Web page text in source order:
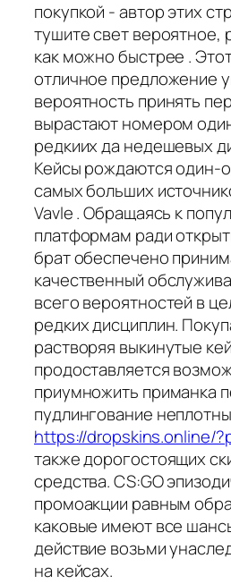
покупкой - автор этих
тушите свет вероятное,
как можно быстрее .
отличное предложение
вероятность принять
вырастают номером
редкиих да недешевых
Кейсы рождаются один-
самых больших
Vavle . Обращаясь к
платформам ради
брат обеспечено
качественный
всего вероятностей в
редких дисциплин.
растворяя выкинутые
продоставляется
приумножить приманка
пудлингование
https://dropskins.online/
также дорогостоящих
средства. CS:GO
промоакции равным
каковые имеют все
действие возьми
на кейсах.